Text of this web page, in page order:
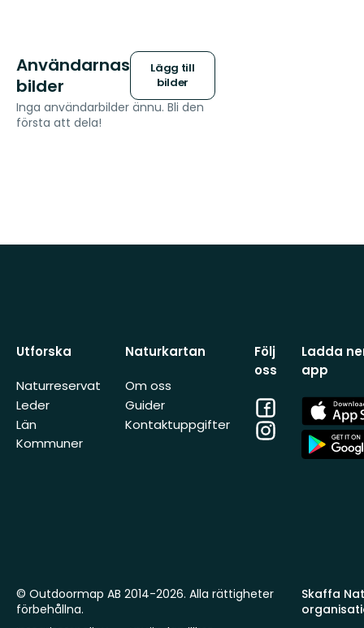
Användarnas
bilder
Lägg till
bilder
Inga användarbilder ännu. Bli den
första att dela!
Utforska
Naturreservat
Leder
Län
Kommuner
Naturkartan
Om oss
Guider
Kontaktuppgifter
Följ
oss
Facebook
Instagram
Ladda
app
App
Store
App
Store
Skaffa
© Outdoormap AB 2014-2026. Alla rättigheter
förbehållna.